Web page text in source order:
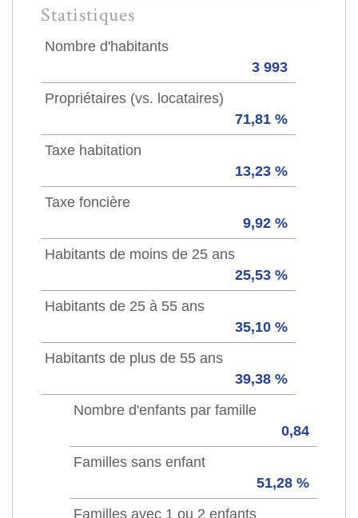
Statistiques
Nombre d'habitants
3 993
Propriétaires (vs. locataires)
71,81 %
Taxe habitation
13,23 %
Taxe foncière
9,92 %
Habitants de moins de 25 ans
25,53 %
Habitants de 25 à 55 ans
35,10 %
Habitants de plus de 55 ans
39,38 %
Nombre d'enfants par famille
0,84
Familles sans enfant
51,28 %
Familles avec 1 ou 2 enfants